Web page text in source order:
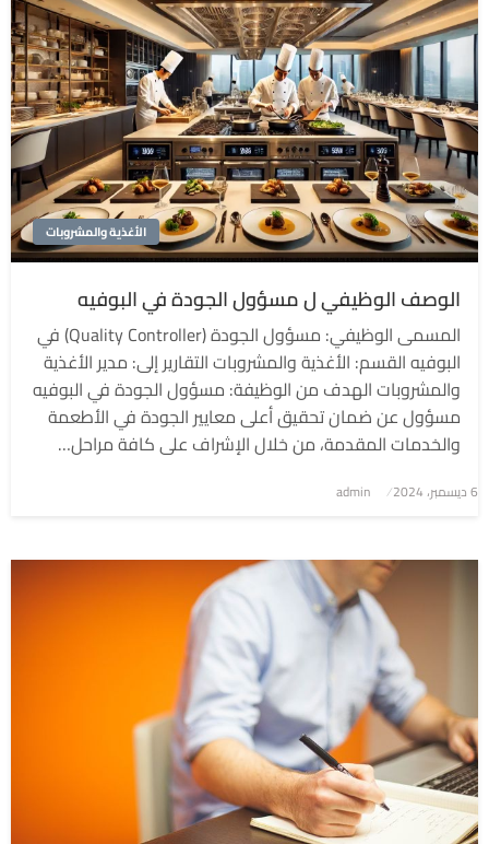
الأغذية والمشروبات
الوصف الوظيفي ل مسؤول الجودة في البوفيه
المسمى الوظيفي: مسؤول الجودة (Quality Controller) في
البوفيه القسم: الأغذية والمشروبات التقارير إلى: مدير الأغذية
والمشروبات الهدف من الوظيفة: مسؤول الجودة في البوفيه
مسؤول عن ضمان تحقيق أعلى معايير الجودة في الأطعمة
والخدمات المقدمة، من خلال الإشراف على كافة مراحل…
نُشر
6 ديسمبر، 2024 admin